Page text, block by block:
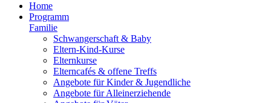
Home
Programm
Familie
Schwangerschaft & Baby
Eltern-Kind-Kurse
Elternkurse
Elterncafés & offene Treffs
Angebote für Kinder & Jugendliche
Angebote für Alleinerziehende